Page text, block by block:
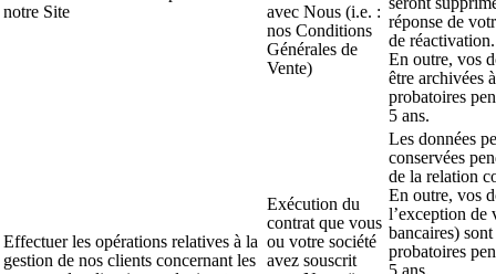
notre Site
avec Nous (i.e. :
nos Conditions
Générales de
Vente)
réponse de
de réactivation.
En outre, vos
être archivées
probatoires
5 ans.
Effectuer les opérations relatives à la
gestion de nos clients concernant les
Exécution du
contrat que vous
ou votre société
avez souscrit
Les données
conservées
de la relation
En outre, vos
l’exception de
bancaires)
probatoires
5 ans.